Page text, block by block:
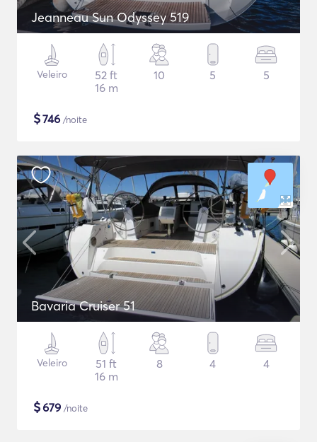
Jeanneau Sun Odyssey 519
Veleiro
52 ft
16 m
10 5 5
$746 /noite
Bavaria Cruiser 51
Veleiro
51 ft
16 m
8 4 4
$679 /noite